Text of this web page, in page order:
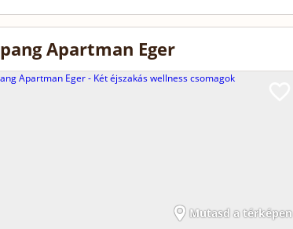
Apartman Eger
Mutasd a térképen